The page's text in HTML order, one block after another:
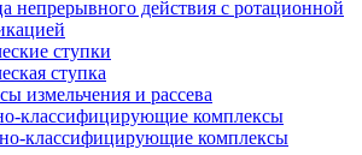
непрерывного действия с ротационной
ступки
ступка
измельчения и рассева
классифицирующие комплексы
классифицирующие комплексы